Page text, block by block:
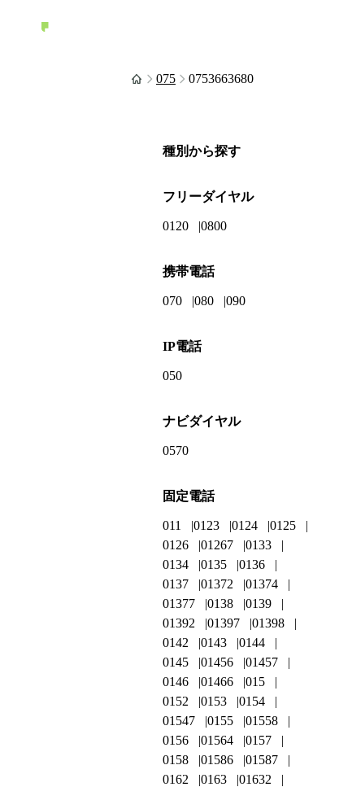
075 0753663680
種別から探す
フリーダイヤル
0120 0800
携帯電話
070 080 090
IP電話
050
ナビダイヤル
0570
固定電話
011 0123 0124
0125
0126
01267
0133
0134
0135
0136
0137
01372
01374
01377
0138
0139
01392
01397
01398
0142
0143
0144
0145
01456
01457
0146
01466
015
0152
0153
0154
01547
0155
01558
0156
01564
0157
0158
01586
01587
0162
0163
01632